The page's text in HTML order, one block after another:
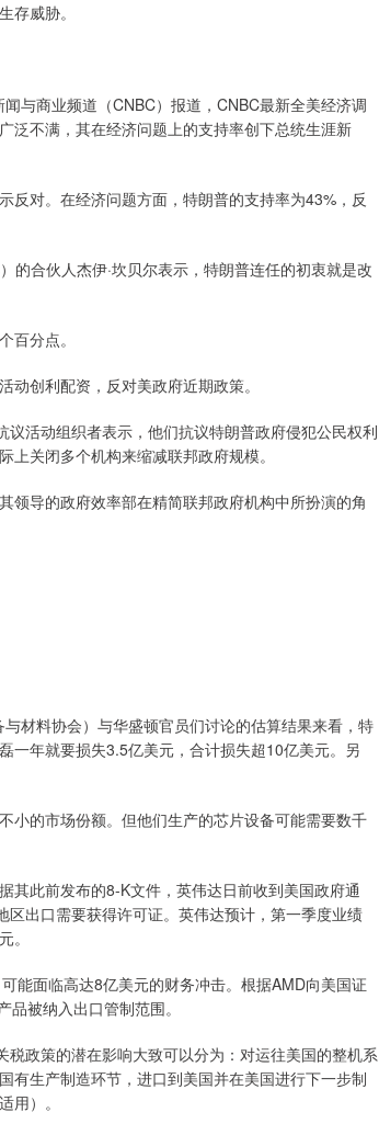
存威胁。
商业频道（CNBC）报道，CNBC最新全美经济调
泛不满，其在经济问题上的支持率创下总统生涯新
对。在经济问题方面，特朗普的支持率为43%，反
合伙人杰伊·坎贝尔表示，特朗普连任的初衷就是改
分点。
创利配资，反对美政府近期政策。
活动组织者表示，他们抗议特朗普政府侵犯公民权利
关闭多个机构来缩减联邦政府规模。
导的政府效率部在精简联邦政府机构中所扮演的角
材料协会）与华盛顿官员们讨论的估算结果来看，特
年就要损失3.5亿美元，合计损失超10亿美元。另
的市场份额。但他们生产的芯片设备可能需要数千
此前发布的8-K文件，英伟达日前收到美国政府通
出口需要获得许可证。英伟达预计，第一季度业绩
。
面临高达8亿美元的财务冲击。根据AMD向美国证
被纳入出口管制范围。
政策的潜在影响大致可以分为：对运往美国的整机系
有生产制造环节，进口到美国并在美国进行下一步制
用）。